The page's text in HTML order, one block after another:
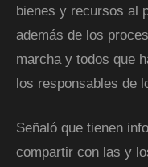
bienes y recursos al
además de los
marcha y todos que
los responsables de
Señaló que tienen
compartir con las y